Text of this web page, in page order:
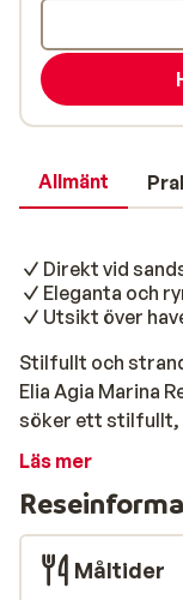
Allmänt
Direkt vid
Eleganta och
Utsikt över
Stilfullt och
Elia Agia Marina
söker ett stilfullt,
– oavsett om du
minuter med
avkoppling och
erbjuder rymliga
terrass - perfekt
Läs mer
Måltider